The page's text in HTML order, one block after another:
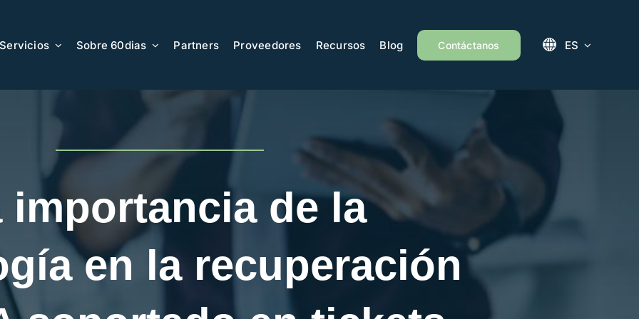
Servicios Sobre 60dias Partners Proveedores Recursos Blog Contáctanos ES
importancia de la
en la recuperación